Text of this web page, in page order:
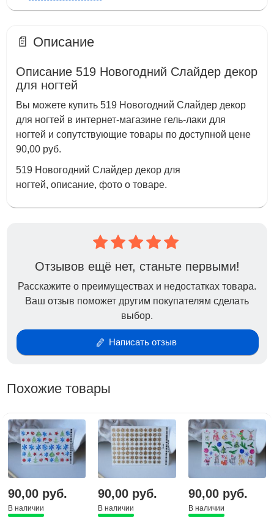
📄 Описание
Описание 519 Новогодний Слайдер декор
для ногтей
Вы можете купить 519 Новогодний Слайдер декор
для ногтей в интернет-магазине гель-лаки для
ногтей и сопутствующие товары по доступной цене
90,00 руб.
519 Новогодний Слайдер декор для
ногтей, описание, фото о товаре.
Отзывов ещё нет, станьте первыми!
Расскажите о преимуществах и недостатках товара.
Ваш отзыв поможет другим покупателям сделать
выбор.
Написать отзыв
Похожие товары
90,00 руб.
В наличии
90,00 руб.
В наличии
90,00 руб.
В наличии